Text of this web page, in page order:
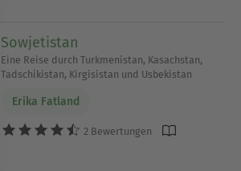
Sowjetistan
Eine Reise durch Turkmenistan, Kasachstan,
Tadschikistan, Kirgisistan und Usbekistan
Erika Fatland
2 Bewertungen